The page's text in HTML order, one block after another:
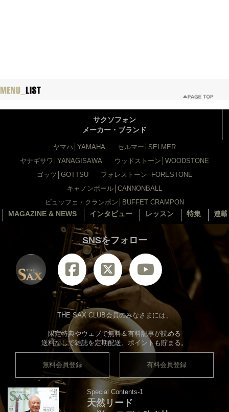
サクソフォン
メーカー・ブランド
ヤマハ│YAMAHA
セルマー│SELMER
ヤナギサワ│YANAGISAWA
ウッドストーン│WOODSTONE
ゴッツ│GOTTSU
フォレストーン│FORESTONE
キャノンボール│CANNONBALL
ビュッフェ・クランポン│BUFFET CRAMPON
MAGAZINE & NEWS インタビュー レッスン 特集 連
SNSをフォロー
THE SAX CLUB会員のみなさまには、
限定特典やウェブで無料＆有料記事が読める
送料なしで雑誌を定期配送。ポイントも貯まる。
無料会員登録 有料会員登録
Special Contents-1
天然リード